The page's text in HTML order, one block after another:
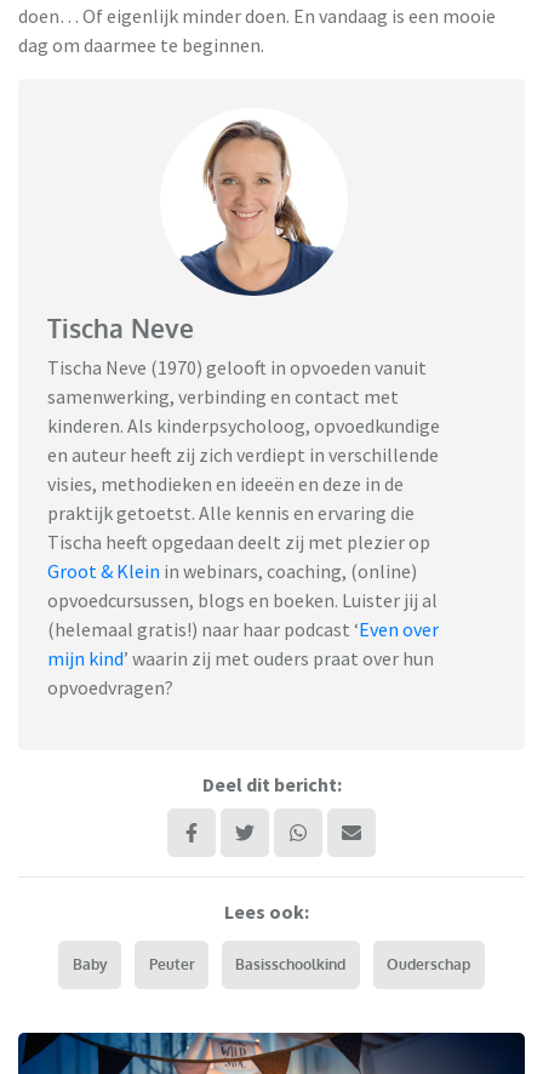
doen… Of eigenlijk minder doen. En vandaag is een mooie
dag om daarmee te beginnen.
Tischa Neve
Tischa Neve (1970) gelooft in opvoeden vanuit
samenwerking, verbinding en contact met
kinderen. Als kinderpsycholoog, opvoedkundige
en auteur heeft zij zich verdiept in verschillende
visies, methodieken en ideeën en deze in de
praktijk getoetst. Alle kennis en ervaring die
Tischa heeft opgedaan deelt zij met plezier op
Groot & Klein in webinars, coaching, (online)
opvoedcursussen, blogs en boeken. Luister jij al
(helemaal gratis!) naar haar podcast ‘Even over
mijn kind’ waarin zij met ouders praat over hun
opvoedvragen?
Deel dit bericht:
Lees ook:
Baby Peuter Basisschoolkind Ouderschap